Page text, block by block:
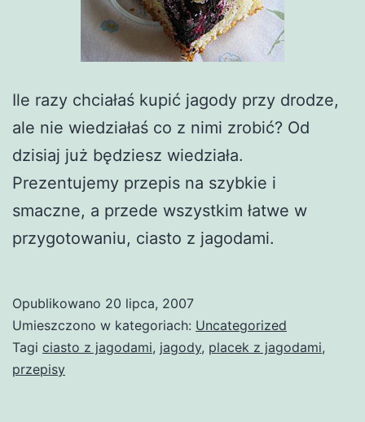
Ile razy chciałaś kupić jagody przy drodze,
ale nie wiedziałaś co z nimi zrobić? Od
dzisiaj już będziesz wiedziała.
Prezentujemy przepis na szybkie i
smaczne, a przede wszystkim łatwe w
przygotowaniu, ciasto z jagodami.
Opublikowano 20 lipca, 2007
Umieszczono w kategoriach: Uncategorized
Tagi ciasto z jagodami, jagody, placek z jagodami,
przepisy